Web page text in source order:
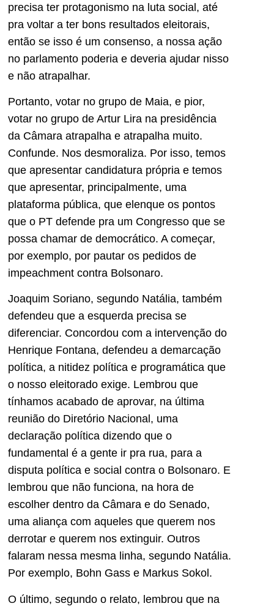
precisa ter protagonismo na luta social, até
pra voltar a ter bons resultados eleitorais,
então se isso é um consenso, a nossa ação
no parlamento poderia e deveria ajudar nisso
e não atrapalhar.
Portanto, votar no grupo de Maia, e pior,
votar no grupo de Artur Lira na presidência
da Câmara atrapalha e atrapalha muito.
Confunde. Nos desmoraliza. Por isso, temos
que apresentar candidatura própria e temos
que apresentar, principalmente, uma
plataforma pública, que elenque os pontos
que o PT defende pra um Congresso que se
possa chamar de democrático. A começar,
por exemplo, por pautar os pedidos de
impeachment contra Bolsonaro.
Joaquim Soriano, segundo Natália, também
defendeu que a esquerda precisa se
diferenciar. Concordou com a intervenção do
Henrique Fontana, defendeu a demarcação
política, a nitidez política e programática que
o nosso eleitorado exige. Lembrou que
tínhamos acabado de aprovar, na última
reunião do Diretório Nacional, uma
declaração política dizendo que o
fundamental é a gente ir pra rua, para a
disputa política e social contra o Bolsonaro. E
lembrou que não funciona, na hora de
escolher dentro da Câmara e do Senado,
uma aliança com aqueles que querem nos
derrotar e querem nos extinguir. Outros
falaram nessa mesma linha, segundo Natália.
Por exemplo, Bohn Gass e Markus Sokol.
O último, segundo o relato, lembrou que na